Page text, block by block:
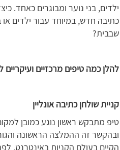
ילדים, בני נוער ומבוגרים כאחד.
כתיבה חדש, במיוחד עבור ילדים או
שבבית?
להלן כמה טיפים מרכזיים
קניית שולחן כתיבה אונליין
טיפ מתבקש ראשון נוגע כמובן
ובהקשר זה ההמלצה הראשונה
הקיים בעולם הקניות באינטרנט,